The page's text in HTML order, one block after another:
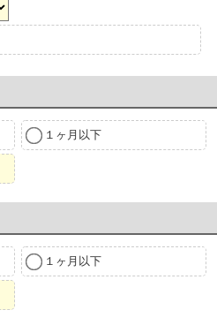
１ヶ月以下
１ヶ月以下